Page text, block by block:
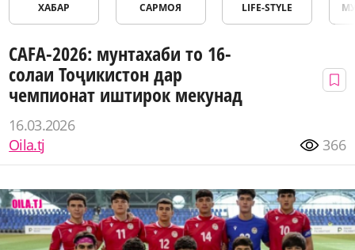
ХАБАР САРМОЯ LIFE-STYLE
CAFA-2026: мунтахаби то 16-
солаи Тоҷикистон дар
чемпионат иштирок мекунад
16.03.2026
Oila.tj
366